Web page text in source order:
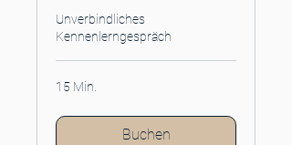
Unverbindliches
Kennenlerngespräch
15 Min.
Buchen